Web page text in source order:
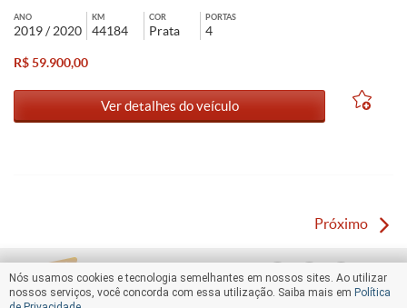
ANO
2019 / 2020
KM
44184
COR
Prata
PORTAS
4
R$ 59.900,00
Ver detalhes do veículo
Próximo
Nós usamos cookies e tecnologia semelhantes em nossos sites. Ao utilizar
nossos serviços, você concorda com essa utilização. Saiba mais em Política